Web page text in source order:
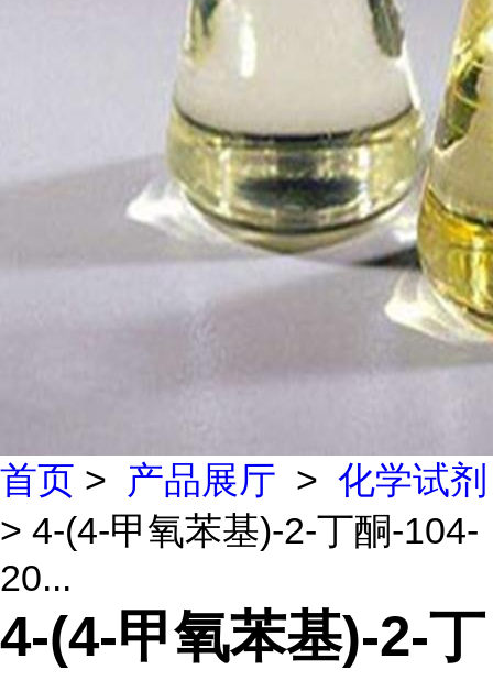
首页 > 产品展厅 > 化学试剂
> 4-(4-甲氧苯基)-2-丁酮-104-
20...
4-(4-甲氧苯基)-2-丁